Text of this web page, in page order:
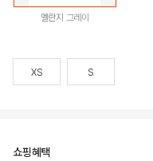
멜란지 그레이
XS S
쇼핑혜택